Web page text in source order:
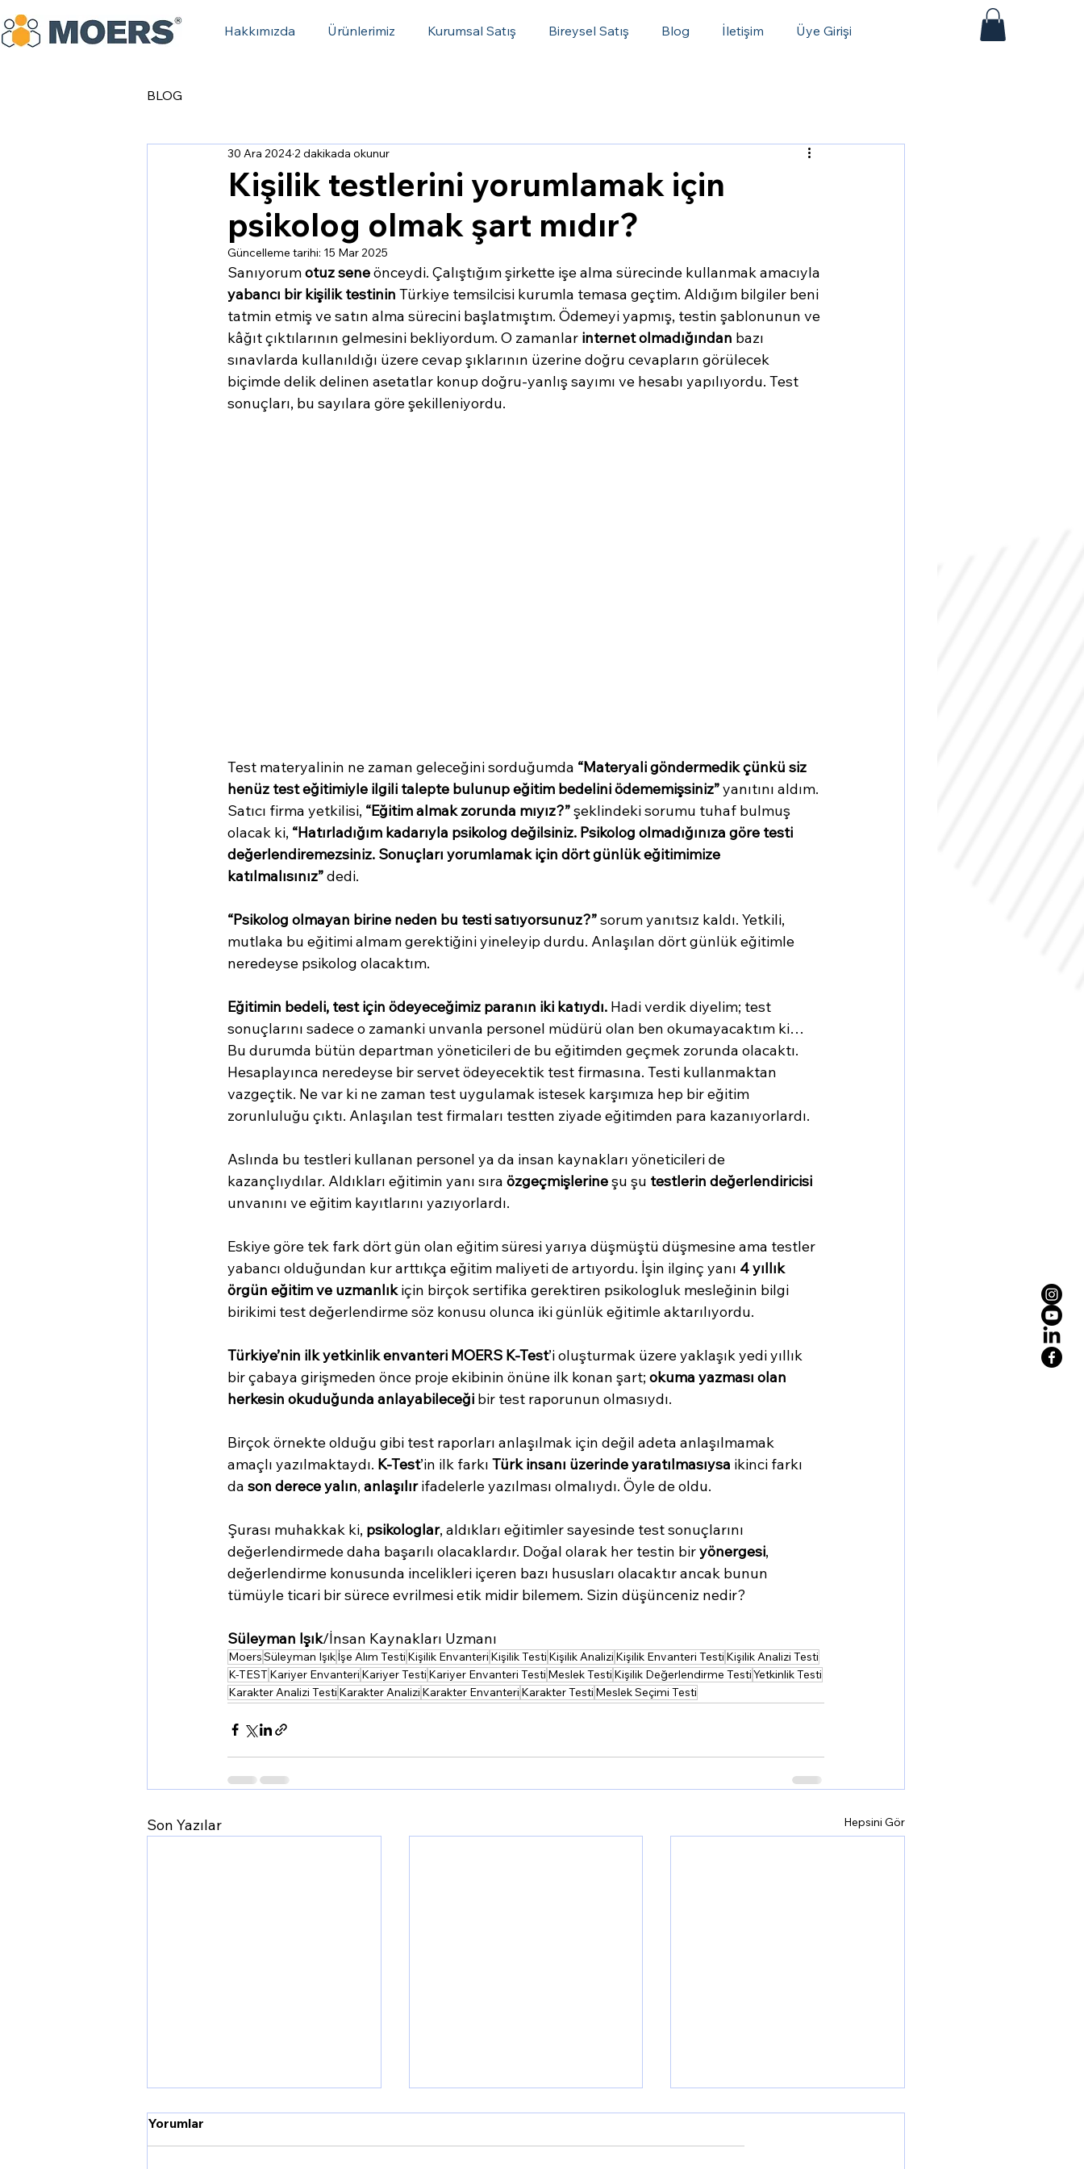
Hakkımızda Ürünlerimiz Kurumsal Satış Bireysel Satış Blog İletişim Üye Girişi
BLOG
Kişilik testlerini yorumlamak için
psikolog olmak şart mıdır?
30 Ara 20242 dakikada okunur
Güncelleme tarihi: 15 Mar 2025
Sanıyorum otuz sene önceydi. Çalıştığım şirkette işe alma sürecinde kullanmak amacıyla
yabancı bir kişilik testinin Türkiye temsilcisi kurumla temasa geçtim. Aldığım bilgiler beni
tatmin etmiş ve satın alma sürecini başlatmıştım. Ödemeyi yapmış, testin şablonunun ve
kâğıt çıktılarının gelmesini bekliyordum. O zamanlar internet olmadığından bazı
sınavlarda kullanıldığı üzere cevap şıklarının üzerine doğru cevapların görülecek
biçimde delik delinen asetatlar konup doğru-yanlış sayımı ve hesabı yapılıyordu. Test
sonuçları, bu sayılara göre şekilleniyordu.
Test materyalinin ne zaman geleceğini sorduğumda “Materyali göndermedik çünkü siz
henüz test eğitimiyle ilgili talepte bulunup eğitim bedelini ödememişsiniz” yanıtını aldım.
Satıcı firma yetkilisi, “Eğitim almak zorunda mıyız?” şeklindeki sorumu tuhaf bulmuş
olacak ki, “Hatırladığım kadarıyla psikolog değilsiniz. Psikolog olmadığınıza göre testi
değerlendiremezsiniz. Sonuçları yorumlamak için dört günlük eğitimimize
katılmalısınız” dedi.
“Psikolog olmayan birine neden bu testi satıyorsunuz?” sorum yanıtsız kaldı. Yetkili,
mutlaka bu eğitimi almam gerektiğini yineleyip durdu. Anlaşılan dört günlük eğitimle
neredeyse psikolog olacaktım.
Eğitimin bedeli, test için ödeyeceğimiz paranın iki katıydı. Hadi verdik diyelim; test
sonuçlarını sadece o zamanki unvanla personel müdürü olan ben okumayacaktım ki…
Bu durumda bütün departman yöneticileri de bu eğitimden geçmek zorunda olacaktı.
Hesaplayınca neredeyse bir servet ödeyecektik test firmasına. Testi kullanmaktan
vazgeçtik. Ne var ki ne zaman test uygulamak istesek karşımıza hep bir eğitim
zorunluluğu çıktı. Anlaşılan test firmaları testten ziyade eğitimden para kazanıyorlardı.
Aslında bu testleri kullanan personel ya da insan kaynakları yöneticileri de
kazançlıydılar. Aldıkları eğitimin yanı sıra özgeçmişlerine şu şu testlerin değerlendiricisi
unvanını ve eğitim kayıtlarını yazıyorlardı.
Eskiye göre tek fark dört gün olan eğitim süresi yarıya düşmüştü düşmesine ama testler
yabancı olduğundan kur arttıkça eğitim maliyeti de artıyordu. İşin ilginç yanı 4 yıllık
örgün eğitim ve uzmanlık için birçok sertifika gerektiren psikologluk mesleğinin bilgi
birikimi test değerlendirme söz konusu olunca iki günlük eğitimle aktarılıyordu.
Türkiye’nin ilk yetkinlik envanteri MOERS K-Test’i oluşturmak üzere yaklaşık yedi yıllık
bir çabaya girişmeden önce proje ekibinin önüne ilk konan şart; okuma yazması olan
herkesin okuduğunda anlayabileceği bir test raporunun olmasıydı.
Birçok örnekte olduğu gibi test raporları anlaşılmak için değil adeta anlaşılmamak
amaçlı yazılmaktaydı. K-Test’in ilk farkı Türk insanı üzerinde yaratılmasıysa ikinci farkı
da son derece yalın, anlaşılır ifadelerle yazılması olmalıydı. Öyle de oldu.
Şurası muhakkak ki, psikologlar, aldıkları eğitimler sayesinde test sonuçlarını
değerlendirmede daha başarılı olacaklardır. Doğal olarak her testin bir yönergesi,
değerlendirme konusunda incelikleri içeren bazı hususları olacaktır ancak bunun
tümüyle ticari bir sürece evrilmesi etik midir bilemem. Sizin düşünceniz nedir?
Süleyman Işık/İnsan Kaynakları Uzmanı
MoersSüleyman Işıkİşe Alım Testi Kişilik Envanteri Kişilik Testi Kişilik Analizi Kişilik Envanteri Testi Kişilik Analizi Testi
K-TEST Kariyer Envanteri Kariyer Testi Kariyer Envanteri Testi Meslek Testi Kişilik Değerlendirme TestiYetkinlik Testi
Karakter Analizi Testi Karakter Analizi Karakter Envanteri Karakter Testi Meslek Seçimi Testi
Son Yazılar Hepsini Gör
Yorumlar